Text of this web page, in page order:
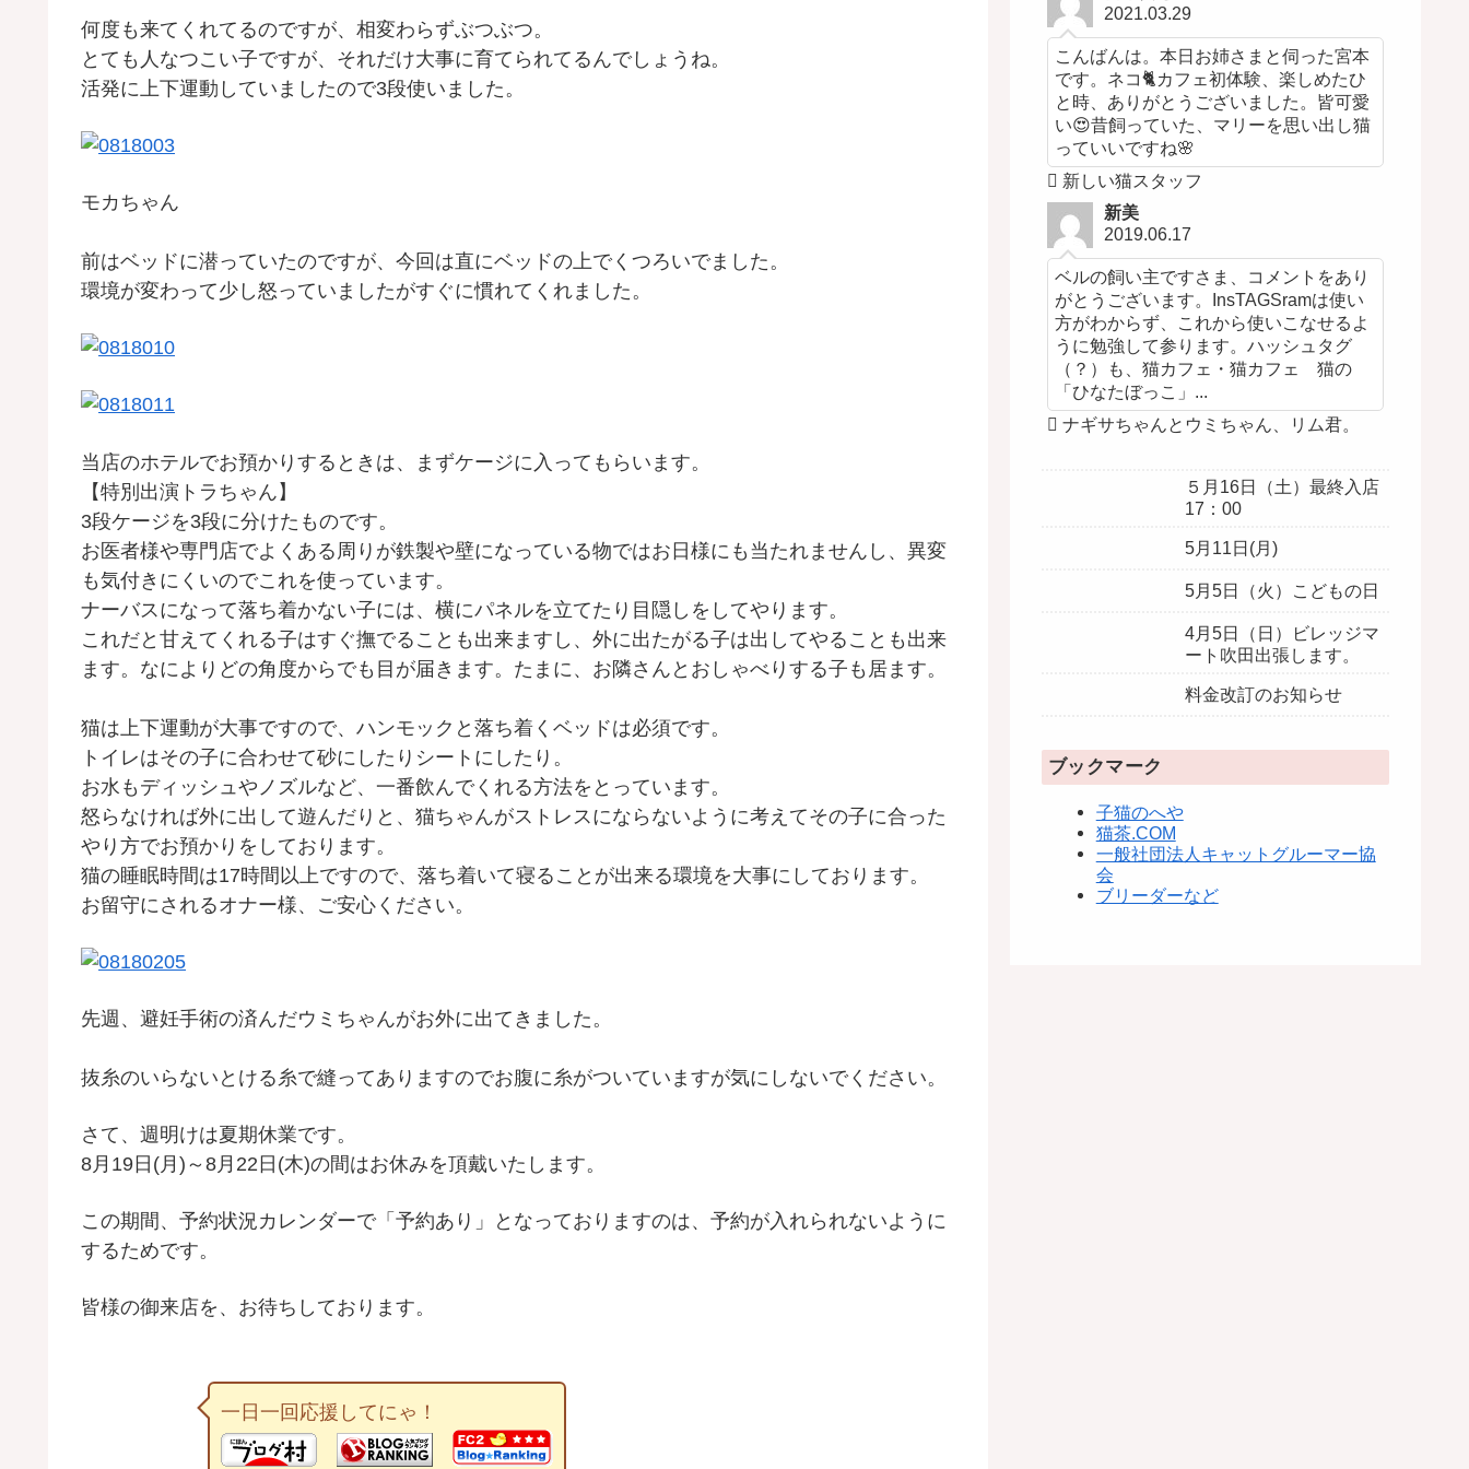
何度も来てくれてるのですが、相変わらずぶつぶつ。
とても人なつこい子ですが、それだけ大事に育てられてるんでしょうね。
活発に上下運動していましたので3段使いました。
モカちゃん
前はベッドに潜っていたのですが、今回は直にベッドの上でくつろいでました。
環境が変わって少し怒っていましたがすぐに慣れてくれました。
当店のホテルでお預かりするときは、まずケージに入ってもらいます。
【特別出演トラちゃん】
3段ケージを3段に分けたものです。
お医者様や専門店でよくある周りが鉄製や壁になっている物ではお日様にも当たれませんし、異変
も気付きにくいのでこれを使っています。
ナーバスになって落ち着かない子には、横にパネルを立てたり目隠しをしてやります。
これだと甘えてくれる子はすぐ撫でることも出来ますし、外に出たがる子は出してやることも出来
ます。なによりどの角度からでも目が届きます。たまに、お隣さんとおしゃべりする子も居ます。
猫は上下運動が大事ですので、ハンモックと落ち着くベッドは必須です。
トイレはその子に合わせて砂にしたりシートにしたり。
お水もディッシュやノズルなど、一番飲んでくれる方法をとっています。
怒らなければ外に出して遊んだりと、猫ちゃんがストレスにならないように考えてその子に合った
やり方でお預かりをしております。
猫の睡眠時間は17時間以上ですので、落ち着いて寝ることが出来る環境を大事にしております。
お留守にされるオナー様、ご安心ください。
先週、避妊手術の済んだウミちゃんがお外に出てきました。
抜糸のいらないとける糸で縫ってありますのでお腹に糸がついていますが気にしないでください。
さて、週明けは夏期休業です。
8月19日(月)～8月22日(木)の間はお休みを頂戴いたします。
この期間、予約状況カレンダーで「予約あり」となっておりますのは、予約が入れられないように
するためです。
皆様の御来店を、お待ちしております。
一日一回応援してにゃ！
2021.03.29
こんばんは。本日お姉さまと伺った宮本
です。ネコ🐈カフェ初体験、楽しめたひ
と時、ありがとうございました。皆可愛
い😍昔飼っていた、マリーを思い出し猫
っていいですね🌸
新しい猫スタッフ
新美
2019.06.17
ベルの飼い主ですさま、コメントをあり
がとうございます。InsTAGSramは使い
方がわからず、これから使いこなせるよ
うに勉強して参ります。ハッシュタグ
（？）も、猫カフェ・猫カフェ 猫の
「ひなたぼっこ」...
ナギサちゃんとウミちゃん、リム君。
５月16日（土）最終入店
17：00
5月11日(月)
5月5日（火）こどもの日
4月5日（日）ビレッジマ
ート吹田出張します。
料金改訂のお知らせ
ブックマーク
子猫のへや
猫茶.COM
一般社団法人キャットグルーマー協
会
ブリーダーなど